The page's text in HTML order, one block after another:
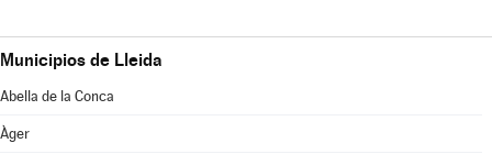
Municipios de Lleida
Abella de la Conca
Àger